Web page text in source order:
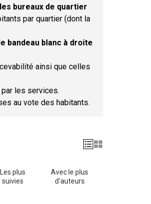
les bureaux de quartier
par quartier (dont la
bandeau blanc à droite
ainsi que celles
les services.
au vote des habitants.
Les plus
suivies
Avec le plus
d'auteurs